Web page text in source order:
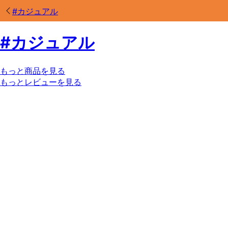
#カジュアル
#カジュアル
もっと商品を見る
もっとレビューを見る